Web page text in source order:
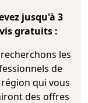
jusqu'à 3
gratuits :
les
de
qui vous
des offres